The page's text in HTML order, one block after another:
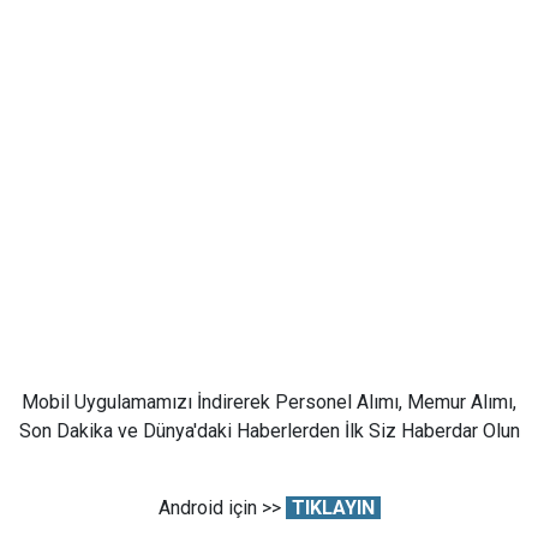
Mobil Uygulamamızı İndirerek Personel Alımı, Memur Alımı,
Son Dakika ve Dünya'daki Haberlerden İlk Siz Haberdar Olun
Android için >> TIKLAYIN